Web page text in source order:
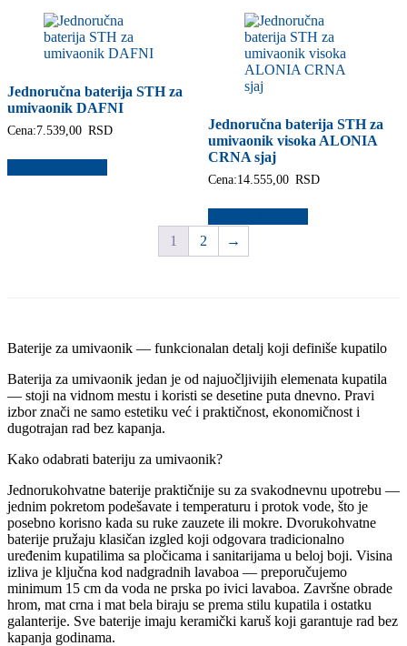
Jednoručna baterija STH za
umivaonik DAFNI
Cena:7.539,00 RSD
Jednoručna baterija STH za
umivaonik visoka ALONIA
CRNA sjaj
Cena:14.555,00 RSD
1
2 →
Baterije za umivaonik — funkcionalan detalj koji definiše kupatilo
Baterija za umivaonik jedan je od najuočljivijih elemenata kupatila
— stoji na vidnom mestu i koristi se desetine puta dnevno. Pravi
izbor znači ne samo estetiku već i praktičnost, ekonomičnost i
dugotrajan rad bez kapanja.
Kako odabrati bateriju za umivaonik?
Jednorukohvatne baterije praktičnije su za svakodnevnu upotrebu —
jednim pokretom podešavate i temperaturu i protok vode, što je
posebno korisno kada su ruke zauzete ili mokre. Dvorukohvatne
baterije pružaju klasičan izgled koji odgovara tradicionalno
uređenim kupatilima sa pločicama i sanitarijama u beloj boji. Visina
izliva je ključna kod nadgradnih lavabоa — preporučujemo
minimum 15 cm da voda ne prska po ivici lavaboa. Završne obrade
hrom, mat crna i mat bela biraju se prema stilu kupatila i ostatku
galanterije. Sve baterije imaju keramički karuš koji garantuje rad bez
kapanja godinama.